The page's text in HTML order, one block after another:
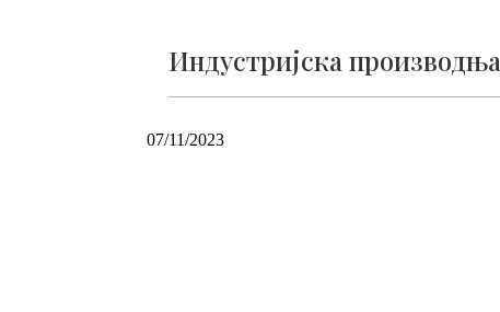
Индустријска производња
07/11/2023